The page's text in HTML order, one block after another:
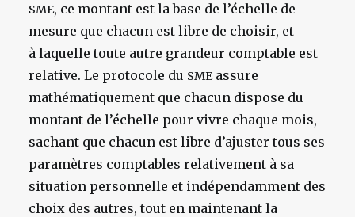
SME, ce montant est la base de l’échelle de
mesure que chacun est libre de choisir, et
à laquelle toute autre grandeur comptable est
relative. Le protocole du SMEassure
mathématiquement que chacun dispose du
montant de l’échelle pour vivre chaque mois,
sachant que chacun est libre d’ajuster tous ses
paramètres comptables relativement à sa
situation personnelle et indépendamment des
choix des autres, tout en maintenant la